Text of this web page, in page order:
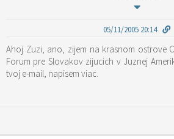
05/11/2005 20:14
Ahoj Zuzi, ano, zijem na krasnom ostrove
Forum pre Slovakov zijucich v Juznej
tvoj e-mail, napisem viac.